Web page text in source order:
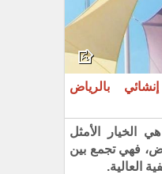
بالرياض
الخيار الأمثل
فهي تجمع بين
العالية.